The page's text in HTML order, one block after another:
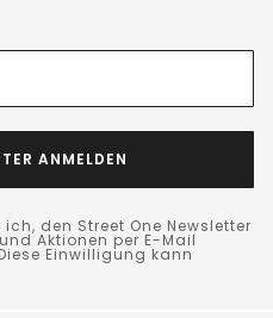
ANMELDEN
den Street One Newsletter
Aktionen per E-Mail
Einwilligung kann